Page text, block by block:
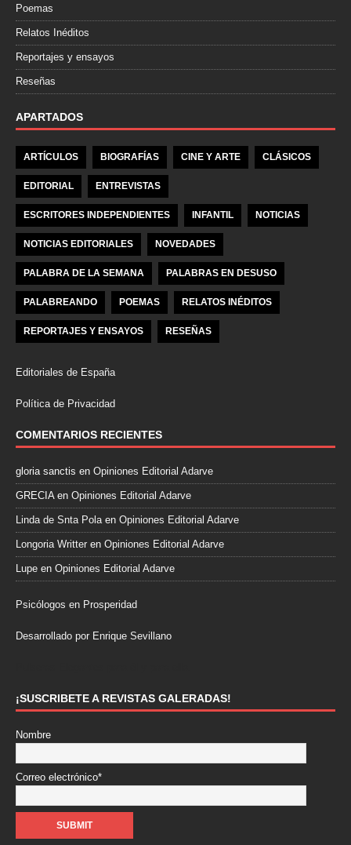
Poemas
Relatos Inéditos
Reportajes y ensayos
Reseñas
APARTADOS
ARTÍCULOS BIOGRAFÍAS CINE Y ARTE CLÁSICOS
EDITORIAL ENTREVISTAS
ESCRITORES INDEPENDIENTES INFANTIL NOTICIAS
NOTICIAS EDITORIALES NOVEDADES
PALABRA DE LA SEMANA PALABRAS EN DESUSO
PALABREANDO POEMAS RELATOS INÉDITOS
REPORTAJES Y ENSAYOS RESEÑAS
Editoriales de España
Política de Privacidad
COMENTARIOS RECIENTES
gloria sanctis en Opiniones Editorial Adarve
GRECIAen Opiniones Editorial Adarve
Linda de Snta Polaen Opiniones Editorial Adarve
Longoria Writter en Opiniones Editorial Adarve
Lupe en Opiniones Editorial Adarve
Psicólogos en Prosperidad
Desarrollado por Enrique Sevillano
¡SUSCRIBETE A REVISTAS GALERADAS!
Nombre
Correo electrónico*